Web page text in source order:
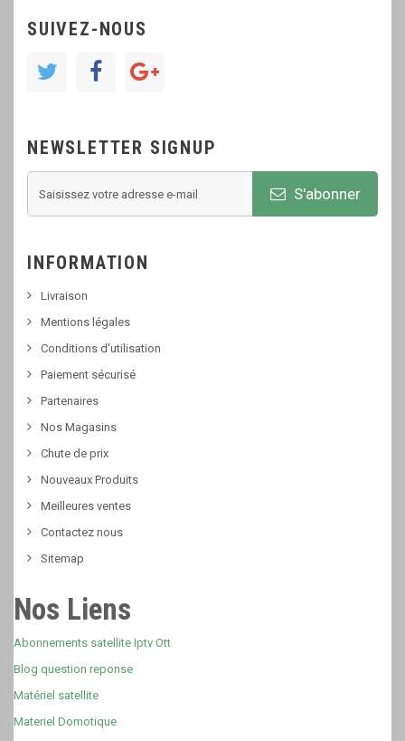
SUIVEZ-NOUS
NEWSLETTER SIGNUP
S'abonner
INFORMATION
Livraison
Mentions légales
Conditions d'utilisation
Paiement sécurisé
Partenaires
Nos Magasins
Chute de prix
Nouveaux Produits
Meilleures ventes
Contactez nous
Sitemap
Nos Liens
Abonnements satellite Iptv Ott
Blog question reponse
Matériel satellite
Materiel Domotique